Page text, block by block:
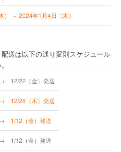
～ 2024年1月4日（木）
送は以下の通り変則スケジュール
12/22（金）発送
12/28（木）発送
1/12（金）発送
1/12（金）発送